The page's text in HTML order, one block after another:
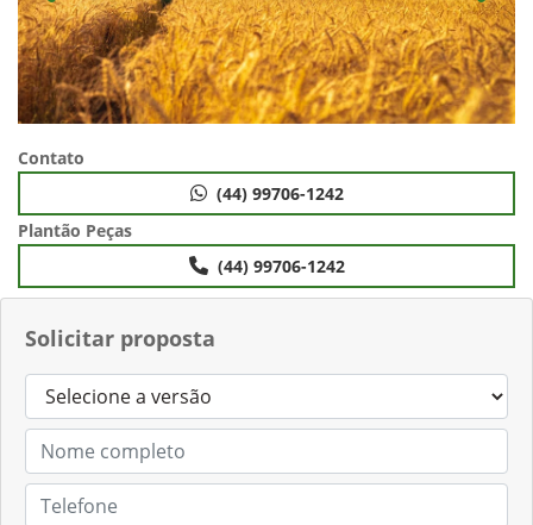
Solicitar proposta
Contato
(44) 99706-1242
Plantão Peças
(44) 99706-1242